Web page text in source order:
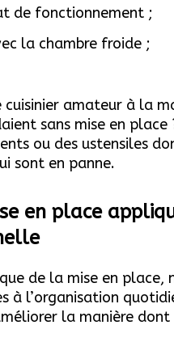
de fonctionnement ;
la chambre froide ;
amateur à la
sans mise en
ou des ustensiles
sont en panne.
en place
de la mise en place,
à l’organisation
la manière dont